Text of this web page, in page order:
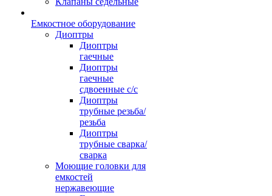
Емкостное оборудование
Диоптры
Диоптры
гаечные
Диоптры
гаечные
сдвоенные c/c
Диоптры
трубные резьба/
резьба
Диоптры
трубные сварка/
сварка
Моющие головки для
емкостей
нержавеющие